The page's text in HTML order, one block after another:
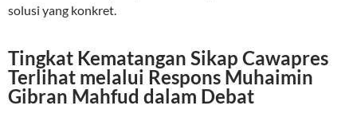
solusi yang konkret.
Tingkat Kematangan Sikap Cawapres
Terlihat melalui Respons Muhaimin
Gibran Mahfud dalam Debat